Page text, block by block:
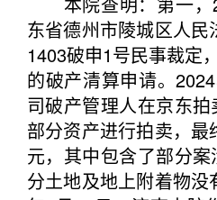
东省德州市陵城区人
1403破申1号民事裁定
的破产清算申请。
司破产管理人在京东
部分资产进行拍卖，
元，其中包含了部分
分土地及地上附着物